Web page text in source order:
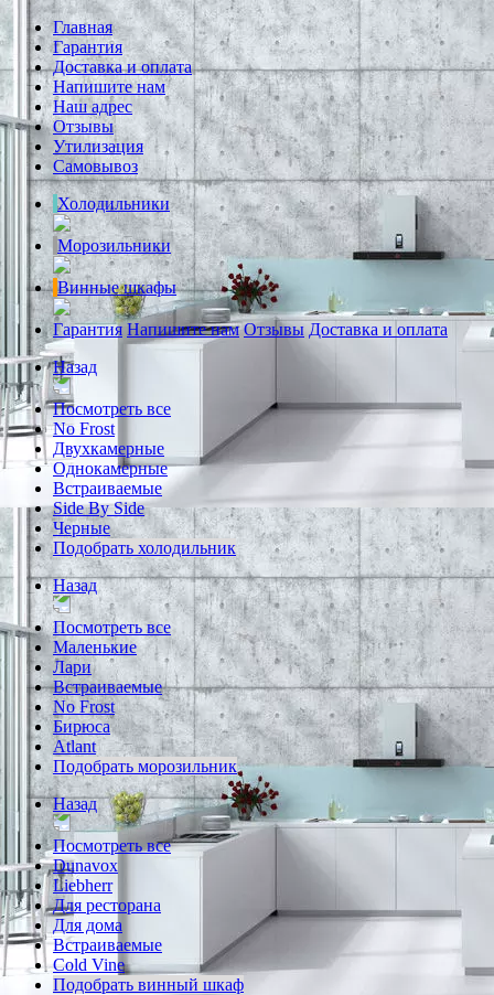
Главная
Гарантия
Доставка и оплата
Напишите нам
Наш адрес
Отзывы
Утилизация
Самовывоз
Холодильники
Морозильники
Винные шкафы
Гарантия Напишите нам Отзывы Доставка и оплата
Назад
Посмотреть все
No Frost
Двухкамерные
Однокамерные
Встраиваемые
Side By Side
Черные
Подобрать холодильник
Назад
Посмотреть все
Маленькие
Лари
Встраиваемые
No Frost
Бирюса
Atlant
Подобрать морозильник
Назад
Посмотреть все
Dunavox
Liebherr
Для ресторана
Для дома
Встраиваемые
Cold Vine
Подобрать винный шкаф